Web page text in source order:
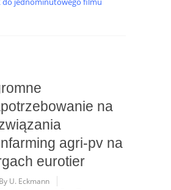
na
agri-pv na
eurotier
By U. Eckmann